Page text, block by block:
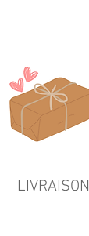
LIVRAISON